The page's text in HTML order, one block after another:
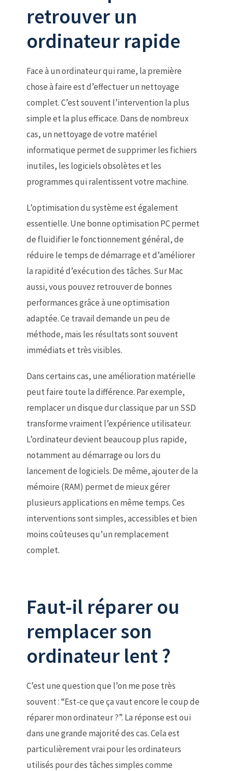
retrouver un
ordinateur rapide
Face à un ordinateur qui rame, la première
chose à faire est d’effectuer un nettoyage
complet. C’est souvent l’intervention la plus
simple et la plus efficace. Dans de nombreux
cas, un nettoyage de votre matériel
informatique permet de supprimer les fichiers
inutiles, les logiciels obsolètes et les
programmes qui ralentissent votre machine.
L’optimisation du système est également
essentielle. Une bonne optimisation PC permet
de fluidifier le fonctionnement général, de
réduire le temps de démarrage et d’améliorer
la rapidité d’exécution des tâches. Sur Mac
aussi, vous pouvez retrouver de bonnes
performances grâce à une optimisation
adaptée. Ce travail demande un peu de
méthode, mais les résultats sont souvent
immédiats et très visibles.
Dans certains cas, une amélioration matérielle
peut faire toute la différence. Par exemple,
remplacer un disque dur classique par un SSD
transforme vraiment l’expérience utilisateur.
L’ordinateur devient beaucoup plus rapide,
notamment au démarrage ou lors du
lancement de logiciels. De même, ajouter de la
mémoire (RAM) permet de mieux gérer
plusieurs applications en même temps. Ces
interventions sont simples, accessibles et bien
moins coûteuses qu’un remplacement
complet.
Faut-il réparer ou
remplacer son
ordinateur lent ?
C’est une question que l’on me pose très
souvent : “Est-ce que ça vaut encore le coup de
réparer mon ordinateur ?”. La réponse est oui
dans une grande majorité des cas. Cela est
particulièrement vrai pour les ordinateurs
utilisés pour des tâches simples comme